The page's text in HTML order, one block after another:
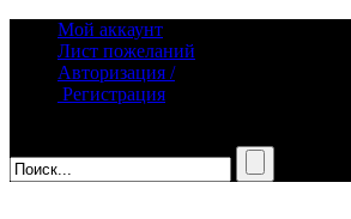
Мой аккаунт
Лист пожеланий
Авторизация /
Регистрация